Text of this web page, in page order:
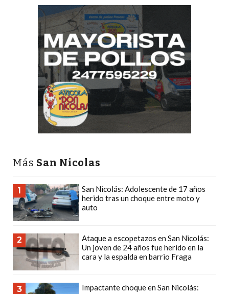
CHANGUITO.COM.AR
CÓMO
FUNCIONA:
CREAR
TIENDAS
PEDIDOS
WHATSAPP
ONLINE
GRATIS
EN
CHANGUITO.COM.AR
VS
OTRAS
DE
Más San Nicolas
1
San Nicolás: Adolescente de 17 años
herido tras un choque entre moto y
auto
2
Ataque a escopetazos en San Nicolás:
Un joven de 24 años fue herido en la
cara y la espalda en barrio Fraga
3
Impactante choque en San Nicolás: